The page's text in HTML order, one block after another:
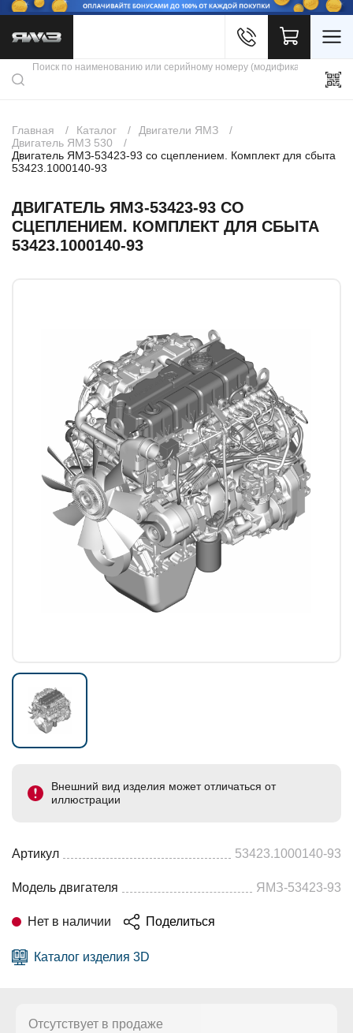
Каталог продукции
Скидки
Контакты
Главная Каталог
Двигатели ЯМЗ
Двигатель ЯМЗ 530
Двигатель ЯМЗ-53423-93 со сцеплением. Комплект для сбыта
53423.1000140-93
ДВИГАТЕЛЬ ЯМЗ-53423-93 СО
СЦЕПЛЕНИЕМ. КОМПЛЕКТ ДЛЯ СБЫТА
53423.1000140-93
Внешний вид изделия может отличаться от
иллюстрации
Артикул 53423.1000140-93
Модель двигателя ЯМЗ-53423-93
Нет в наличии Поделиться
Каталог изделия 3D
Отсутствует в продаже